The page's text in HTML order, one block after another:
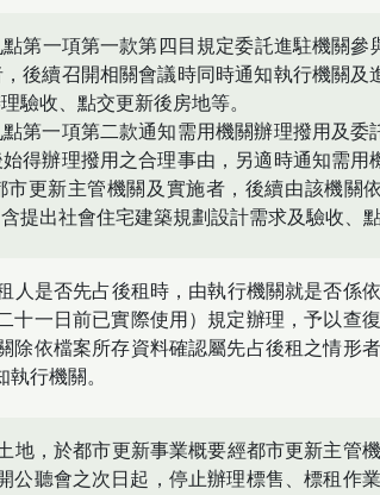
第一項第一款第四目規定委託進駐機關
後續召開相關會議時同時通知執行機關
驗收、點交更新後房地等。
第一項第二款通知需用機關辦理撥用及
得辦理撥用之合理事由，另適時通知需
更新主管機關及實施者，後續由該機關
提出社會住宅建築規劃設計需求及驗收、
人是否先占後租時，由執行機關就是否係
十一日前已實際使用）規定辦理，予以查
除依檔案所存資料確認屬先占後租之情形
行機關。
，於都市更新事業概要經都市更新主管
聽會之次日起，停止辦理標售、標租作業